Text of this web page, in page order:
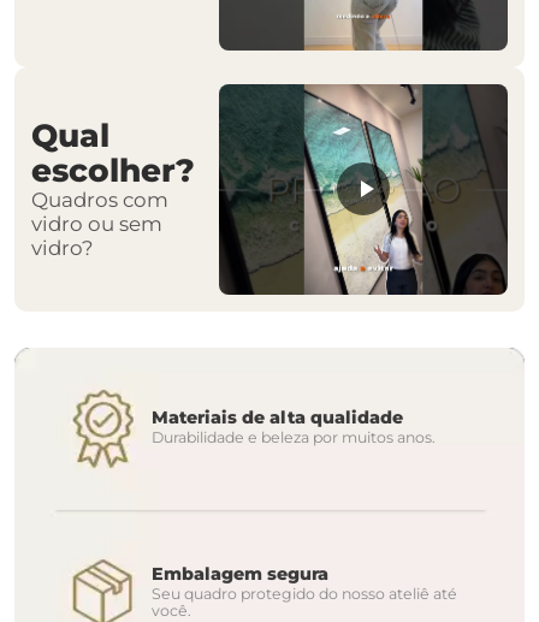
Qual
escolher?
Quadros com
vidro ou sem
vidro?
Materiais de alta qualidade
Durabilidade e beleza por muitos anos.
Embalagem segura
Seu quadro protegido do nosso ateliê até
você.